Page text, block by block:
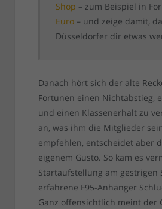
Shop – zum Beispiel in
Euro– und zeige damit,
Düsseldorfer dir etwas
Danach hört sich der alte
Fortunen einen Nichtabstieg,
und einen Klassenerhalt zu
an, was ihm die Mitglieder
empfehlen, entscheidet aber
eigenem Gusto. So kam es
Startaufstellung am gestrigen
erfahrene F95-Anhänger
Ganz offensichtlich meint der